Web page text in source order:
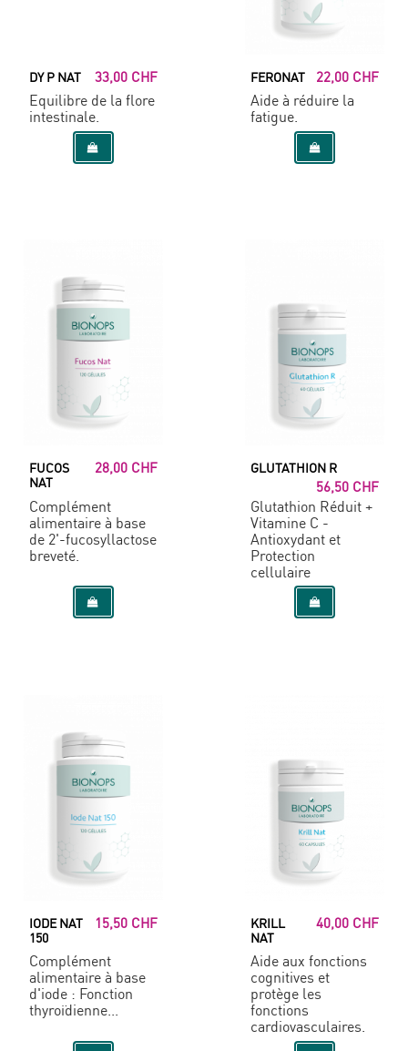
DY P NAT
33,00 CHF
Equilibre de la flore
intestinale.
FERONAT
22,00 CHF
Aide à réduire la
fatigue.
FUCOS
NAT
28,00 CHF
Complément
alimentaire à base
de 2'-fucosyllactose
breveté.
GLUTATHION R
56,50 CHF
Glutathion Réduit +
Vitamine C -
Antioxydant et
Protection
cellulaire
IODE NAT
150
15,50 CHF
Complément
alimentaire à base
d'iode : Fonction
thyroïdienne...
KRILL
NAT
40,00 CHF
Aide aux fonctions
cognitives et
protège les
fonctions
cardiovasculaires.